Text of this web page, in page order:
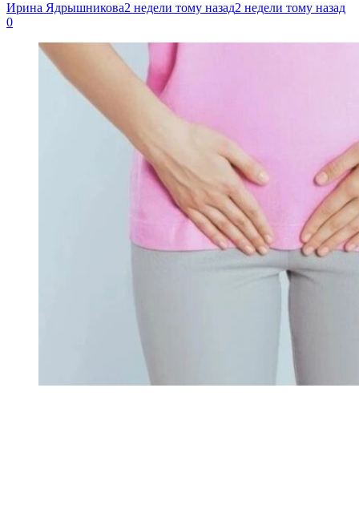
Ирина Ядрышникова2 недели тому назад2 недели тому назад
0